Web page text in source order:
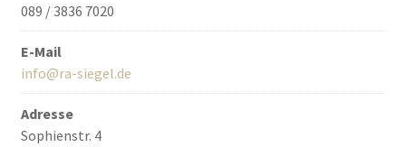
089 / 3836 7020
E-Mail
info@ra-siegel.de
Adresse
Sophienstr. 4